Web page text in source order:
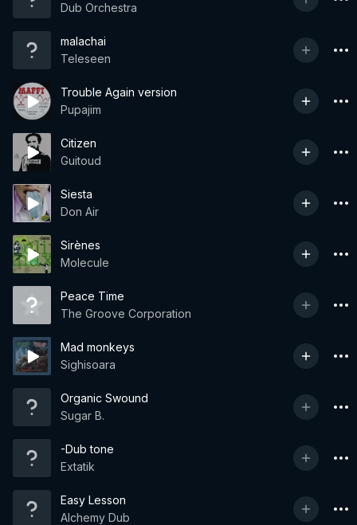
Dub Orchestra
malachai
Teleseen
Trouble Again version
Pupajim
Citizen
Guitoud
Siesta
Don Air
Sirènes
Molecule
Peace Time
The Groove Corporation
Mad monkeys
Sighisoara
Organic Swound
Sugar B.
-Dub tone
Extatik
Easy Lesson
Alchemy Dub